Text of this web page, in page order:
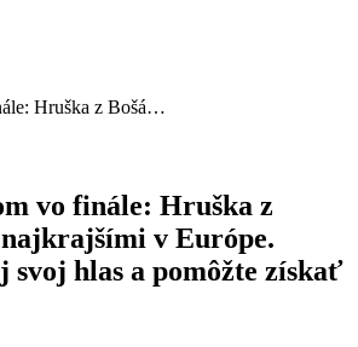
Hruška z Bošá…
vo finále: Hruška z
najkrajšími v Európe.
svoj hlas a pomôžte získať